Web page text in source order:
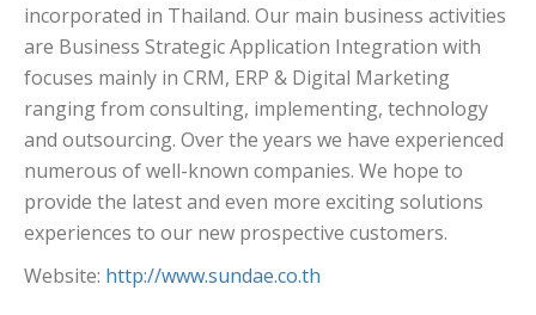
incorporated in Thailand. Our main business activities
are Business Strategic Application Integration with
focuses mainly in CRM, ERP & Digital Marketing
ranging from consulting, implementing, technology
and outsourcing. Over the years we have experienced
numerous of well-known companies. We hope to
provide the latest and even more exciting solutions
experiences to our new prospective customers.
Website: http://www.sundae.co.th